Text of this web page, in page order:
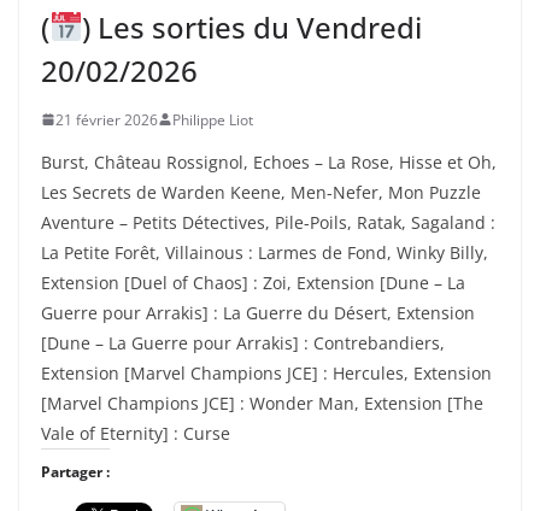
(
) Les sorties du Vendredi
20/02/2026
21 février 2026 Philippe Liot
Burst, Château Rossignol, Echoes – La Rose, Hisse et Oh,
Les Secrets de Warden Keene, Men-Nefer, Mon Puzzle
Aventure – Petits Détectives, Pile-Poils, Ratak, Sagaland :
La Petite Forêt, Villainous : Larmes de Fond, Winky Billy,
Extension [Duel of Chaos] : Zoi, Extension [Dune – La
Guerre pour Arrakis] : La Guerre du Désert, Extension
[Dune – La Guerre pour Arrakis] : Contrebandiers,
Extension [Marvel Champions JCE] : Hercules, Extension
[Marvel Champions JCE] : Wonder Man, Extension [The
Vale of Eternity] : Curse
Partager :